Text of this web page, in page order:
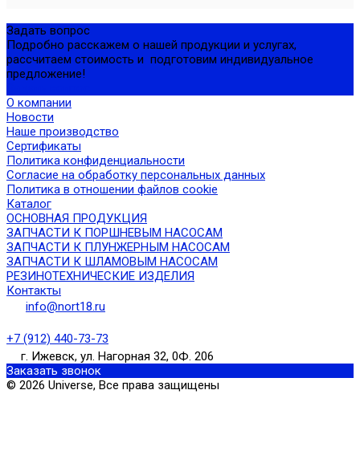
Задать вопрос
Подробно расскажем о нашей продукции и услугах,
рассчитаем стоимость и подготовим индивидуальное
предложение!
О компании
Новости
Наше производство
Сертификаты
Политика конфиденциальности
Согласие на обработку персональных данных
Политика в отношении файлов cookie
Каталог
ОСНОВНАЯ ПРОДУКЦИЯ
ЗАПЧАСТИ К ПОРШНЕВЫМ НАСОСАМ
ЗАПЧАСТИ К ПЛУНЖЕРНЫМ НАСОСАМ
ЗАПЧАСТИ К ШЛАМОВЫМ НАСОСАМ
РЕЗИНОТЕХНИЧЕСКИЕ ИЗДЕЛИЯ
Контакты
info@nort18.ru
+7 (912) 440-73-73
г. Ижевск, ул. Нагорная 32, 0Ф. 206
Заказать звонок
© 2026 Universe, Все права защищены